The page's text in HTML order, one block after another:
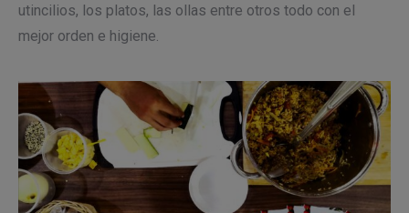
utincilios, los platos, las ollas entre otros todo con el
mejor orden e higiene.